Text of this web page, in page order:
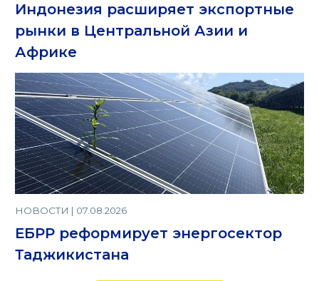
Индонезия расширяет экспортные
рынки в Центральной Азии и
Африке
НОВОСТИ | 07.08.2026
ЕБРР реформирует энергосектор
Таджикистана